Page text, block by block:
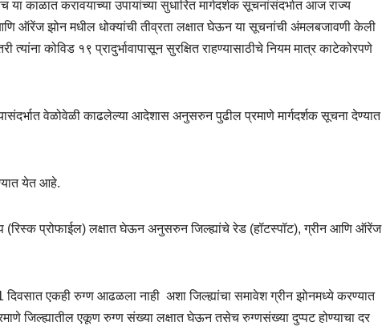
काळात करावयाच्या उपायांच्या सुधारित मार्गदर्शक सूचनांसंदर्भात आज राज्य
ऑरेंज झोन मधील धोक्यांची तीव्रता लक्षात घेऊन या सूचनांची अंमलबजावणी केली
त्यांना कोविड १९ प्रादुर्भावापासून सुरक्षित राहण्यासाठीचे नियम मात्र काटेकोरपणे
वेळोवेळी काढलेल्या आदेशास अनुसरुन पुढील प्रमाणे मार्गदर्शक सूचना देण्यात
येत आहे.
(रिस्क प्रोफाईल) लक्षात घेऊन अनुसरुन जिल्ह्यांचे रेड (हॉटस्पॉट),ग्रीन आणि ऑरेंज
दिवसात एकही रुग्ण आढळला नाही अशा जिल्ह्यांचा समावेश ग्रीन झोनमध्ये करण्यात
जिल्ह्यातील एकूण रुग्ण संख्या लक्षात घेऊन तसेच रुग्णसंख्या दुप्पट होण्याचा दर